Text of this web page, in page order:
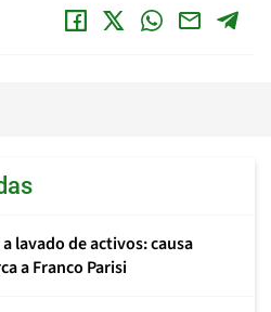
lavado de activos: causa
a Franco Parisi